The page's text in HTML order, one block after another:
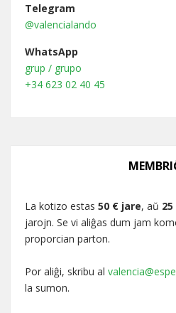
Telegram
@valencialando
WhatsApp
grup / grupo
+34 623 02 40 45
La kotizo estas 50 € jare, aŭ
jarojn. Se vi aliĝas dum jam
proporcian parton.
Por aliĝi, skribu al
la sumon.